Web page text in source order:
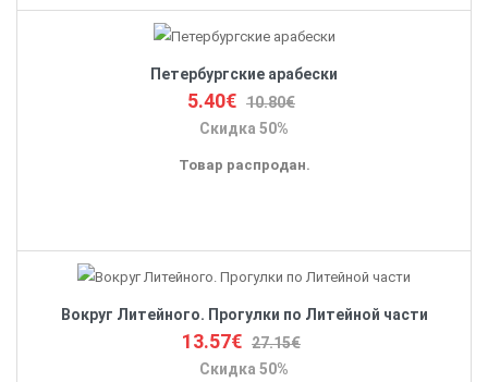
Петербургские арабески
5.40€ 10.80€
Скидка 50%
Товар распродан.
Вокруг Литейного. Прогулки по Литейной части
13.57€ 27.15€
Скидка 50%